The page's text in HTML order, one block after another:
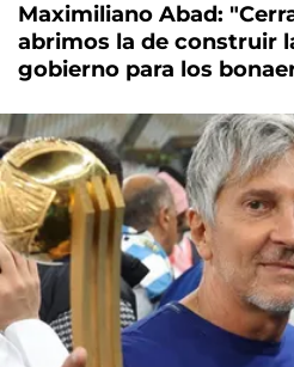
Maximiliano Abad:
abrimos la de construir
gobierno para los